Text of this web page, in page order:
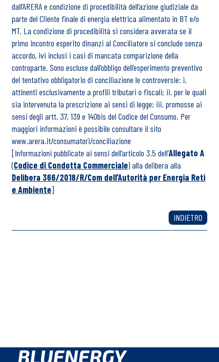
dall’ARERA e condizione di procedibilità dell’azione giudiziale da
parte del Cliente finale di energia elettrica alimentato in BT e/o
MT. La condizione di procedibilità si considera avverata se il
primo incontro esperito dinanzi al Conciliatore si conclude senza
accordo, ivi inclusi i casi di mancata comparizione della
controparte. Sono escluse dall’obbligo dell’esperimento preventivo
del tentativo obbligatorio di conciliazione le controversie: i.
attinenti esclusivamente a profili tributari o fiscali; ii. per le quali
sia intervenuta la prescrizione ai sensi di legge; iii. promosse ai
sensi degli artt. 37, 139 e 140bis del Codice del Consumo. Per
maggiori informazioni è possibile consultare il sito
www.arera.it/consumatori/conciliazione
[Informazioni pubblicate ai sensi dell’articolo 3.5 dell’Allegato A
(Codice di Condotta Commerciale) alla delibera alla
Delibera 366/2018/R/Com dell’Autorità per Energia Reti
e Ambiente]
INDIETRO